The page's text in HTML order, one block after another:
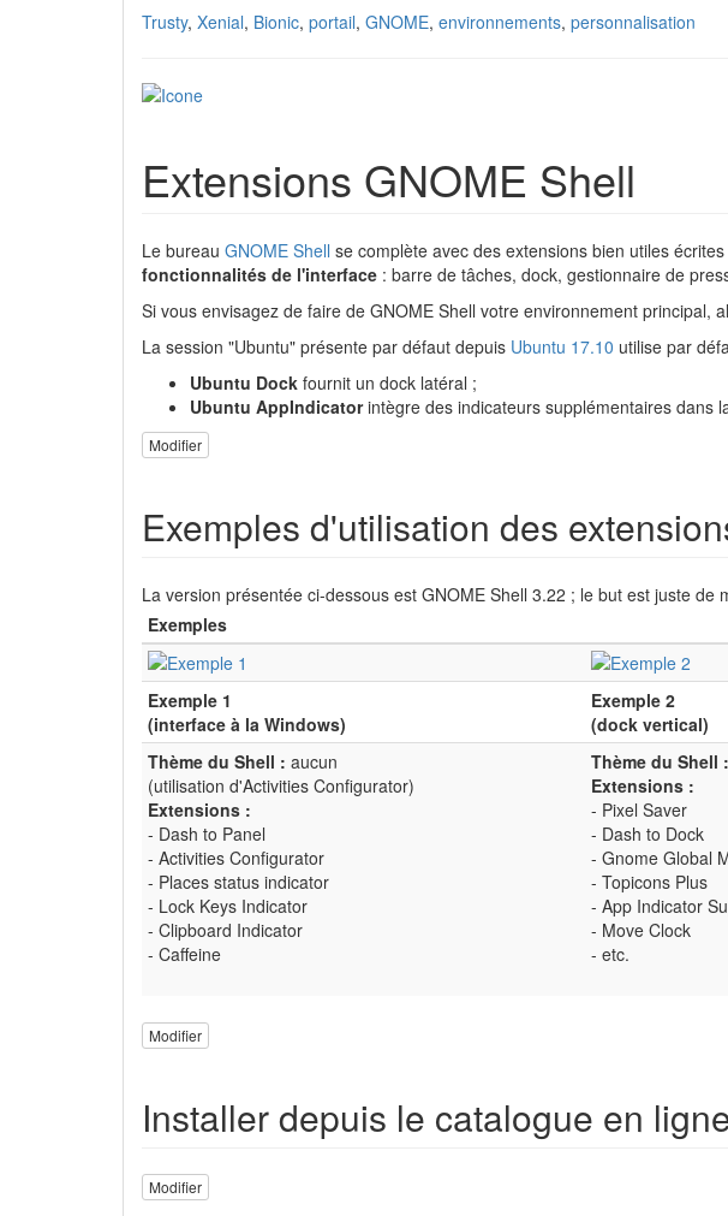
Trusty, Xenial, Bionic, portail, GNOME, environnements, personnalisation
Extensions GNOME Shell
Le bureau GNOME Shell se complète avec des extensions bien utiles
fonctionnalités de l'interface : barre de tâches, dock, gestionnaire de
Si vous envisagez de faire de GNOME Shell votre environnement principal,
La session "Ubuntu" présente par défaut depuis Ubuntu 17.10 utilise par
Ubuntu Dock fournit un dock latéral ;
Ubuntu AppIndicatorintègre des indicateurs supplémentaires dans
Modifier
Exemples d'utilisation des
La version présentée ci-dessous est GNOME Shell 3.22 ; le but est juste de
Exemples
Exemple 1
(interface à la Windows)
Exemple 2
(dock vertical)
Thème du Shell : aucun
(utilisation d'Activities Configurator)
Extensions :
- Dash to Panel
- Activities Configurator
- Places status indicator
- Lock Keys Indicator
- Clipboard Indicator
- Caffeine
Thème du Shell :
Extensions :
- Pixel Saver
- Dash to Dock
- Gnome Global
- Topicons Plus
- App Indicator
- Move Clock
- etc.
Modifier
Installer depuis le catalogue en
Modifier